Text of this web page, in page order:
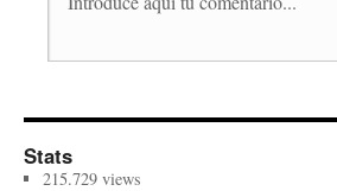
Stats
215.729 views